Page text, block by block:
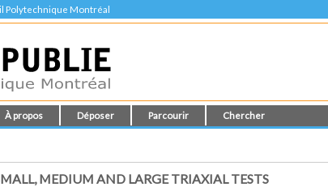
Polytechnique Montréal
À propos Déposer Parcourir Chercher
MEDIUM AND LARGE TRIAXIAL TESTS